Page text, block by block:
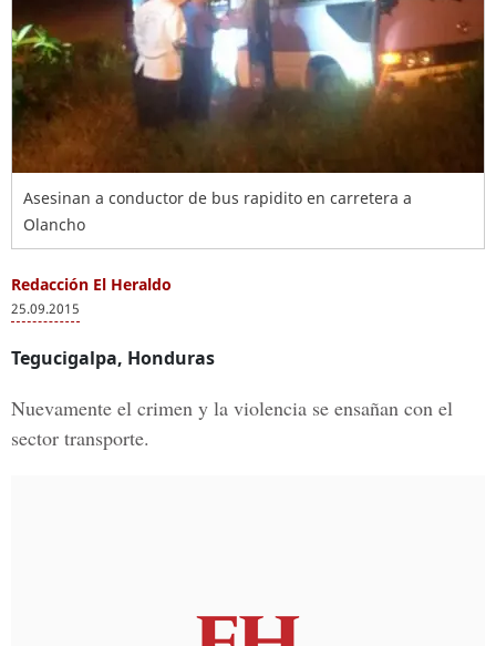
Asesinan a conductor de bus rapidito en carretera a
Olancho
Redacción El Heraldo
25.09.2015
Tegucigalpa, Honduras
Nuevamente el crimen y la violencia se ensañan con el
sector transporte.